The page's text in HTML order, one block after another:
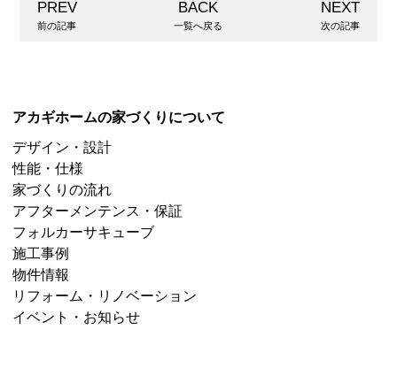
PREV
前の記事
BACK
一覧へ戻る
NEXT
次の記事
アカギホームの家づくりについて
デザイン・設計
性能・仕様
家づくりの流れ
アフターメンテンス・保証
フォルカーサキューブ
施工事例
物件情報
リフォーム・リノベーション
イベント・お知らせ